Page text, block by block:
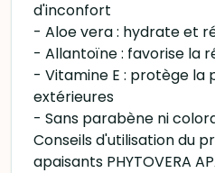
d'inconfort
- Aloe vera : hydrate et
- Allantoïne : favorise la
- Vitamine E : protège la
extérieures
- Sans parabène ni
Conseils d'utilisation du
apaisants PHYTOVERA